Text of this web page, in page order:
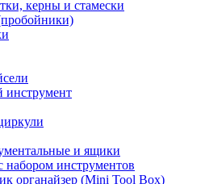
керны и стамески
инструмент
и ящики
набором инструментов
органайзер (Mini Tool Box)